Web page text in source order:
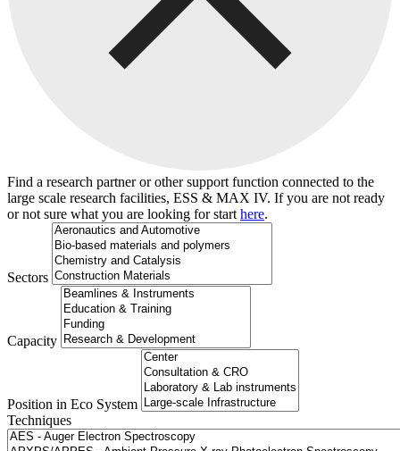
Find a research partner or other support function connected to the
large scale research facilities, ESS & MAX IV. If you are not ready
or not sure what you are looking for start here.
Sectors
Capacity
Position in Eco System
Techniques